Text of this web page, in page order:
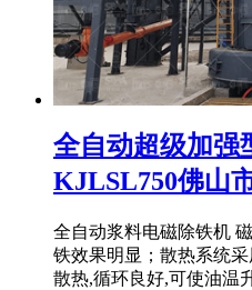
全自动超级加强
KJLSL750佛山
全自动浆料电磁除铁机
铁效果明显；散热系统
散热,循环良好,可使油温